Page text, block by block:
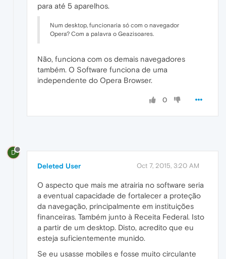
para até 5 aparelhos.
Num desktop, funcionaria só com o navegador
Opera? Com a palavra o Geazisoares.
Não, funciona com os demais navegadores
também. O Software funciona de uma
independente do Opera Browser.
0
D
Deleted User Oct 7, 2015, 3:20 AM
O aspecto que mais me atrairia no software seria
a eventual capacidade de fortalecer a proteção
da navegação, principalmente em instituições
financeiras. Também junto à Receita Federal. Isto
a partir de um desktop. Disto, acredito que eu
esteja suficientemente munido.
Se eu usasse mobiles e fosse muito circulante